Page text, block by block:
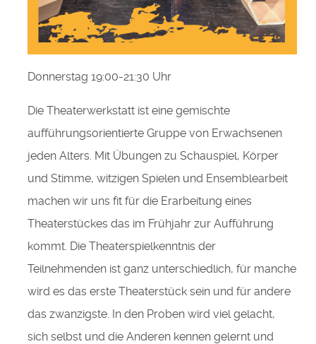
Donnerstag 19:00-21:30 Uhr
Die Theaterwerkstatt ist eine gemischte
aufführungs­­orientierte Gruppe von Erwachsenen
jeden Alters. Mit Übungen zu Schauspiel, Körper
und Stimme, witzigen Spielen und Ensemble­arbeit
machen wir uns fit für die Erarbeitung eines
Theater­stückes das im Frühjahr zur Aufführung
kommt. Die Theaterspiel­kenntnis der
Teilnehmenden ist ganz unterschiedlich, für manche
wird es das erste Theaterstück sein und für andere
das zwanzigste. In den Proben wird viel gelacht,
sich selbst und die Anderen kennen gelernt und